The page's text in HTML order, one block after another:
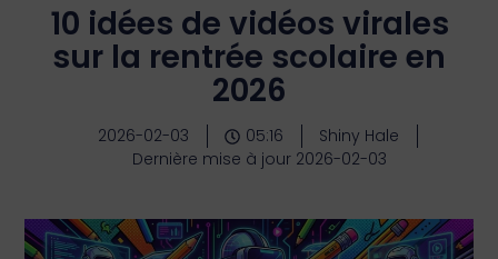
10 idées de vidéos virales
sur la rentrée scolaire en
2026
2026-02-03 05:16
Shiny Hale
Dernière mise à jour 2026-02-03